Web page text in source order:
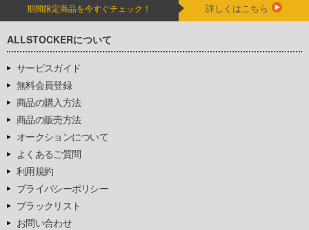
期間限定商品を今すぐチェック！ 詳しくはこちら
ALLSTOCKERについて
サービスガイド
無料会員登録
商品の購入方法
商品の販売方法
オークションについて
よくあるご質問
利用規約
プライバシーポリシー
ブラックリスト
お問い合わせ